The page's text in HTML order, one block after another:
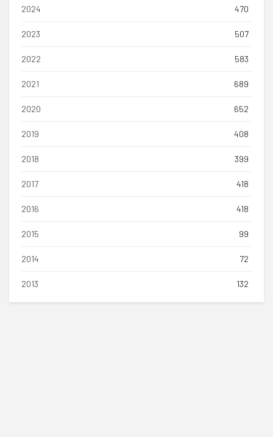
2024 470
2023 507
2022 583
2021 689
2020 652
2019 408
2018 399
2017 418
2016 418
2015 99
2014 72
2013 132